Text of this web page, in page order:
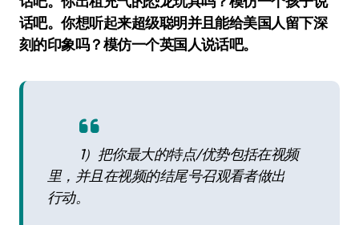
话吧。你想听起来超级聪明并且能给美国人留下深
刻的印象吗？模仿一个英国人说话吧。
1）把你最大的特点/优势包括在视频
里，并且在视频的结尾号召观看者做出
行动。